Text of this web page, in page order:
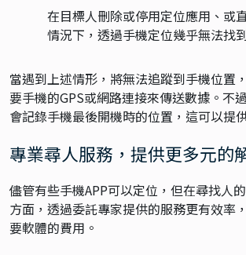
在目標人刪除或停用定位應用、或
情況下，透過手機定位幾乎無法找
當遇到上述情形，將無法追蹤到手機位置
要手機的GPS或網路連接來傳送數據。不
會記錄手機最後開機時的位置，這可以提
專業尋人服務，提供更多元的
儘管有些手機APP可以定位，但在尋找人
方面，透過委託專家提供的服務更有效率
要軟體的費用。